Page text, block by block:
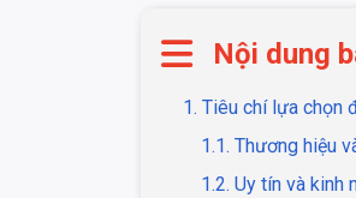
Nội dung
1. Tiêu chí lựa chọn
1.1. Thương hiệu
1.2. Uy tín và kinh